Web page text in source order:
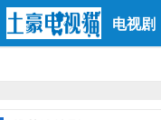
电视剧